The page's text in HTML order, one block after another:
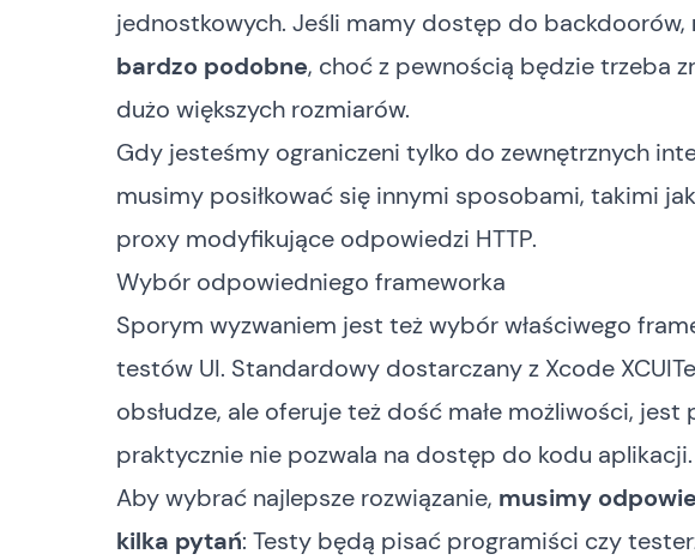
jednostkowych. Jeśli mamy dostęp do backdoorów,
bardzo podobne, choć z pewnością będzie trzeba
dużo większych rozmiarów.
Gdy jesteśmy ograniczeni tylko do zewnętrznych
musimy posiłkować się innymi sposobami, takimi
proxy modyfikujące odpowiedzi HTTP.
Wybór odpowiedniego frameworka
Sporym wyzwaniem jest też wybór właściwego
testów UI. Standardowy dostarczany z Xcode
obsłudze, ale oferuje też dość małe możliwości, jest
praktycznie nie pozwala na dostęp do kodu aplikacji.
Aby wybrać najlepsze rozwiązanie, musimy
kilka pytań: Testy będą pisać programiści czy